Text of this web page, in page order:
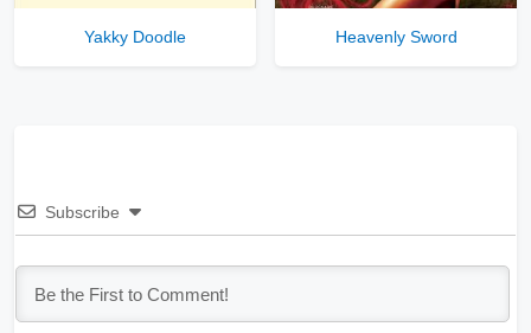
Yakky Doodle Heavenly Sword
Subscribe